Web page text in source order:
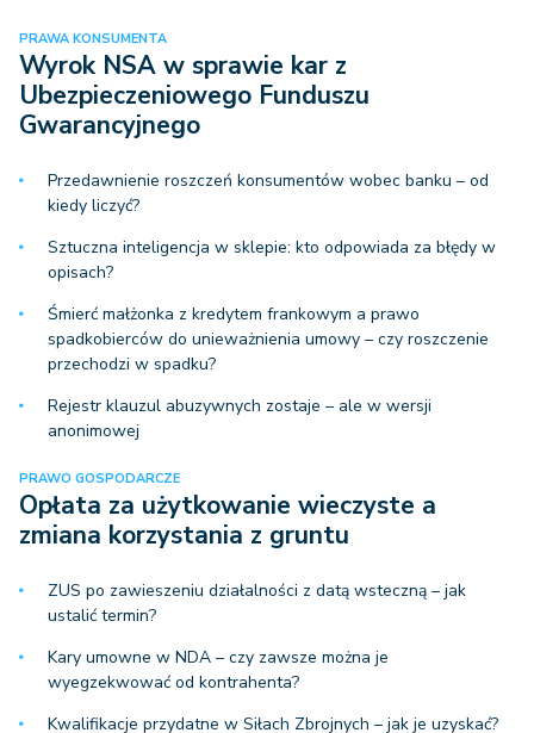
PRAWA KONSUMENTA
Wyrok NSA w sprawie kar z
Ubezpieczeniowego Funduszu
Gwarancyjnego
Przedawnienie roszczeń konsumentów wobec banku – od
kiedy liczyć?
Sztuczna inteligencja w sklepie: kto odpowiada za błędy w
opisach?
Śmierć małżonka z kredytem frankowym a prawo
spadkobierców do unieważnienia umowy – czy roszczenie
przechodzi w spadku?
Rejestr klauzul abuzywnych zostaje – ale w wersji
anonimowej
PRAWO GOSPODARCZE
Opłata za użytkowanie wieczyste a
zmiana korzystania z gruntu
ZUS po zawieszeniu działalności z datą wsteczną – jak
ustalić termin?
Kary umowne w NDA – czy zawsze można je
wyegzekwować od kontrahenta?
Kwalifikacje przydatne w Siłach Zbrojnych – jak je uzyskać?